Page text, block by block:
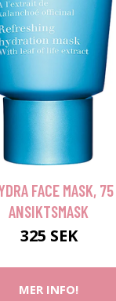
FACE MASK,
ANSIKTSMASK
325 SEK
MER INFO!